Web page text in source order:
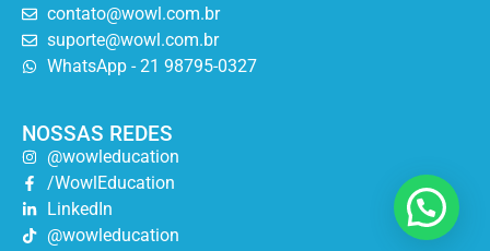
contato@wowl.com.br
suporte@wowl.com.br
WhatsApp - 21 98795-0327
NOSSAS REDES
@wowleducation
/WowlEducation
LinkedIn
@wowleducation